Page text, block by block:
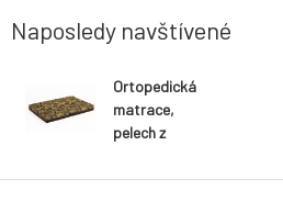
Naposledy navštívené
Ortopedická
matrace,
pelech z
Oxford materiál